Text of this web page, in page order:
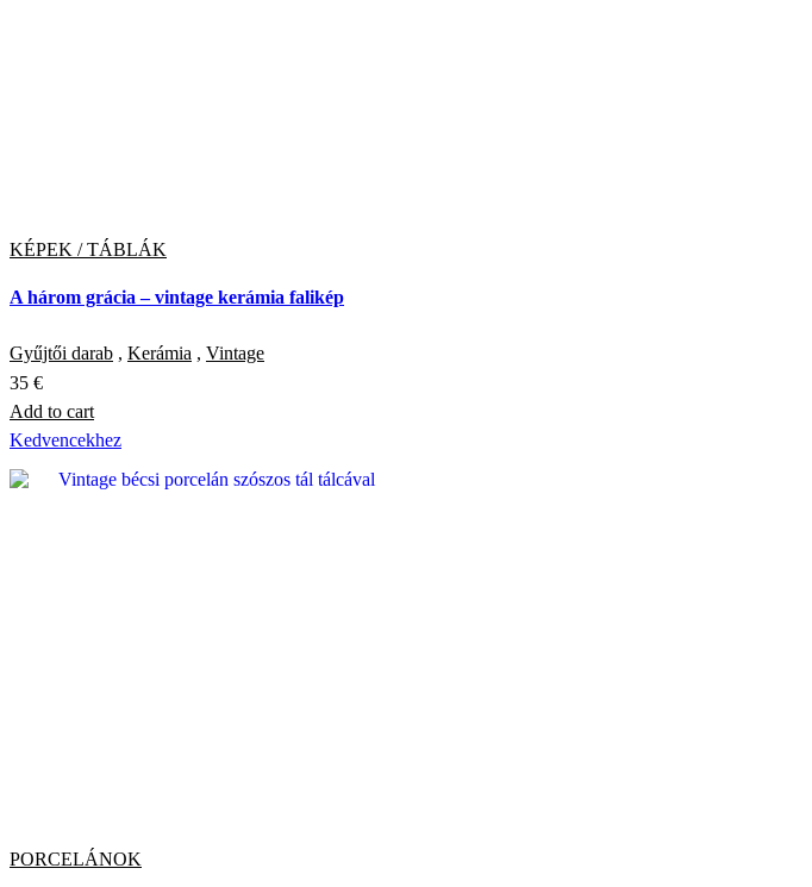
KÉPEK / TÁBLÁK
A három grácia – vintage kerámia falikép
Gyűjtői darab , Kerámia , Vintage
35 €
Add to cart
Kedvencekhez
PORCELÁNOK